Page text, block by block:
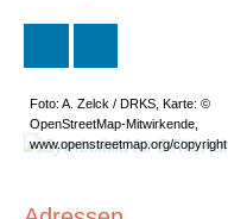
Foto: A. Zelck / DRKS, Karte: ©
OpenStreetMap-Mitwirkende,
www.openstreetmap.org/copyright